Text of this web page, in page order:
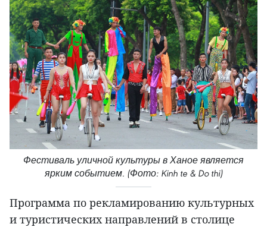
Фестиваль уличной культуры в Ханое является
ярким событием. (Фото: Kinh te & Do thi)
Программа по рекламированию культурных
и туристических направлений в столице